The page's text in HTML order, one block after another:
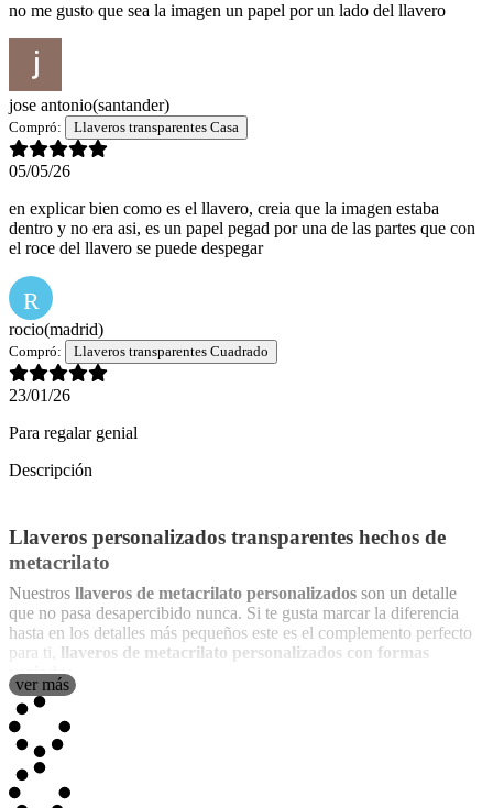
no me gusto que sea la imagen un papel por un lado del llavero
jose antonio(santander)
Compró: Llaveros transparentes Casa
05/05/26
en explicar bien como es el llavero, creia que la imagen estaba
dentro y no era asi, es un papel pegad por una de las partes que con
el roce del llavero se puede despegar
R
rocio(madrid)
Compró: Llaveros transparentes Cuadrado
23/01/26
Para regalar genial
Descripción
Llaveros personalizados transparentes hechos de
metacrilato
Nuestros llaveros de metacrilato personalizados son un detalle
que no pasa desapercibido nunca. Si te gusta marcar la diferencia
hasta en los detalles más pequeños este es el complemento perfecto
para ti, llaveros de metacrilato personalizados con formas
variadas
El metacrilato
diseño resalte de una forma ideal
transparente podrás plasmar el diseño que elijas entre los que te
ofrecemos o creando tu propio diseño para hacer una pieza única.
ver más